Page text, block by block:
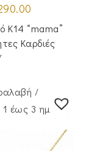
είναι:
€290.00.
Κ14 “mama”
Καρδιές
/
έως 3 ημέρες